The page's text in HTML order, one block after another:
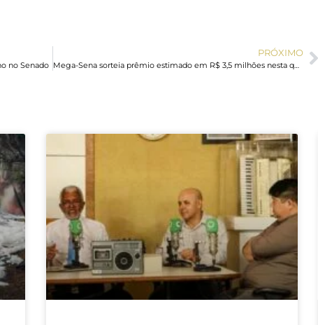
no Senado
PRÓXIMO
Mega-Sena sorteia prêmio estimado em R$ 3,5 milhões nesta quinta-feira